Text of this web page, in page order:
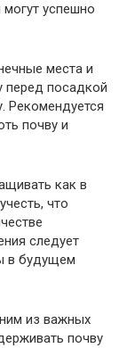
успешно
места и
перед посадкой
Рекомендуется
почву и
как в
что
следует
в будущем
из важных
почву